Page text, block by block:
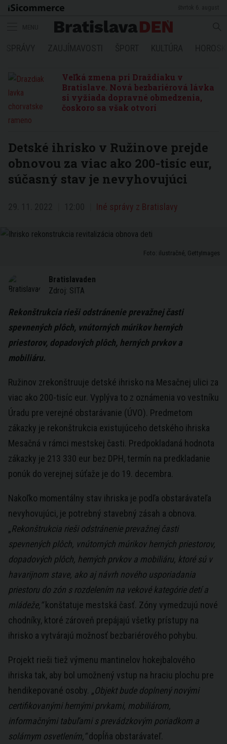
Veľká zmena pri Draždiaku v
Bratislave. Nová bezbariérová lávka
si vyžiada dopravné obmedzenia,
čoskoro sa však otvorí
Detské ihrisko v Ružinove prejde
obnovou za viac ako 200-tisíc eur,
súčasný stav je nevyhovujúci
Iné správy z Bratislavy
Foto: ilustračné, GettyImages
Bratislavaden
Zdroj: SITA
Rekonštrukcia rieši odstránenie prevažnej časti
spevnených plôch, vnútorných múrikov herných
priestorov, dopadových plôch, herných prvkov a
mobiliáru.
Ružinov zrekonštruuje detské ihrisko na Mesačnej ulici za
viac ako 200-tisíc eur. Vyplýva to z oznámenia vo vestníku
Úradu pre verejné obstarávanie (ÚVO). Predmetom
zákazky je rekonštrukcia existujúceho detského ihriska
Mesačná v rámci mestskej časti. Predpokladaná hodnota
zákazky je 213 330 eur bez DPH, termín na predkladanie
ponúk do verejnej súťaže je do 19. decembra.
Nakoľko momentálny stav ihriska je podľa obstarávateľa
nevyhovujúci, je potrebný stavebný zásah a obnova.
„Rekonštrukcia rieši odstránenie prevažnej časti
spevnených plôch, vnútorných múrikov herných priestorov,
dopadových plôch, herných prvkov a mobiliáru, ktoré sú v
havarijnom stave, ako aj návrh nového usporiadania
priestoru do zón s rozdelením na vekové kategórie detí a
mládeže,“konštatuje mestská časť. Zóny vymedzujú nové
chodníky, ktoré zároveň prepájajú všetky prístupy na
ihrisko a vytvárajú možnosť bezbariérového pohybu.
Projekt rieši tiež výmenu mantinelov hokejbalového
ihriska tak, aby bol umožnený vstup na hraciu plochu pre
hendikepované osoby. „Objekt bude doplnený novými
certifikovanými hernými prvkami, mobiliárom,
informačnými tabuľami s prevádzkovým poriadkom a
solárnym osvetlením,“dopĺňa obstarávateľ.